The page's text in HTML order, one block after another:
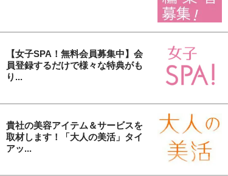
【女子SPA！無料会員募集中】会
員登録するだけで様々な特典がも
り...
貴社の美容アイテム＆サービスを
取材します！「大人の美活」タイ
アッ...